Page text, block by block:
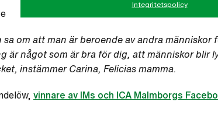
Integritetspolicy
om att man är beroende av andra
är något som är bra för dig, att människor blir
instämmer Carina, Felicias mamma.
vinnare av IMs och ICA Malmborgs